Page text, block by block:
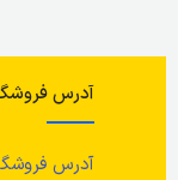
آدرس
آدرس